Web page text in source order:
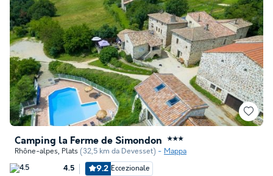
Camping la Ferme de Simondon ★★★
Rhône-alpes, Plats (32,5 km da Devesset) Mappa
4.5 9.2 Eccezionale